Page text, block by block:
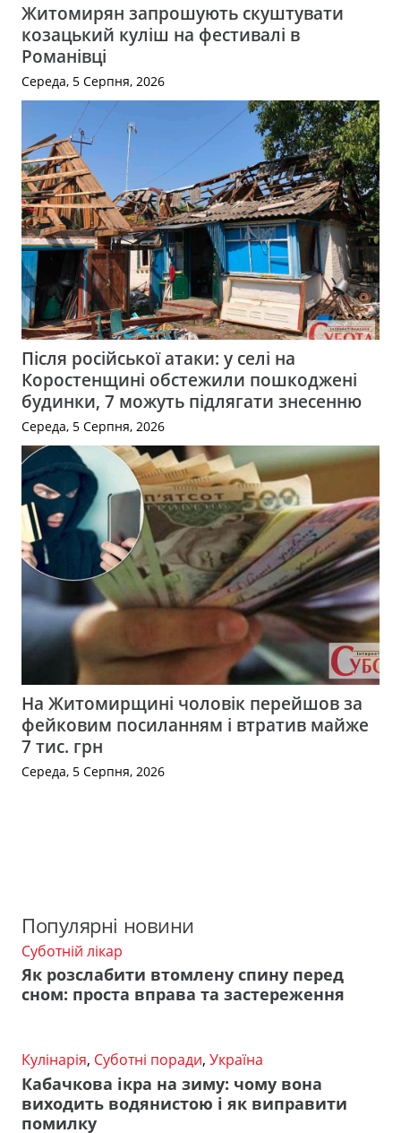
Житомирян запрошують скуштувати
козацький куліш на фестивалі в
Романівці
Середа, 5 Серпня, 2026
Після російської атаки: у селі на
Коростенщині обстежили пошкоджені
будинки, 7 можуть підлягати знесенню
Середа, 5 Серпня, 2026
На Житомирщині чоловік перейшов за
фейковим посиланням і втратив майже
7 тис. грн
Середа, 5 Серпня, 2026
Популярні новини
Суботній лікар
Як розслабити втомлену спину перед
сном: проста вправа та застереження
Кулінарія, Суботні поради, Україна
Кабачкова ікра на зиму: чому вона
виходить водянистою і як виправити
помилку